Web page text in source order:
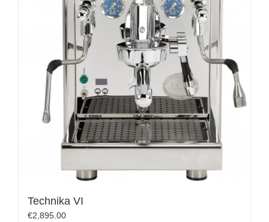
Technika VI
€2,895.00